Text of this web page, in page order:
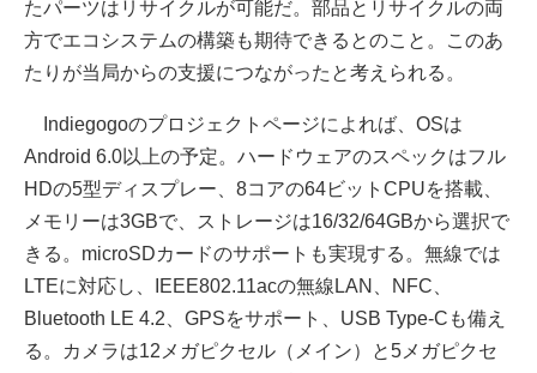
たパーツはリサイクルが可能だ。部品とリサイクルの両
方でエコシステムの構築も期待できるとのこと。このあ
たりが当局からの支援につながったと考えられる。
Indiegogoのプロジェクトページによれば、OSは
Android 6.0以上の予定。ハードウェアのスペックはフル
HDの5型ディスプレー、8コアの64ビットCPUを搭載、
メモリーは3GBで、ストレージは16/32/64GBから選択で
きる。microSDカードのサポートも実現する。無線では
LTEに対応し、IEEE802.11acの無線LAN、NFC、
Bluetooth LE 4.2、GPSをサポート、USB Type-Cも備え
る。カメラは12メガピクセル（メイン）と5メガピクセ